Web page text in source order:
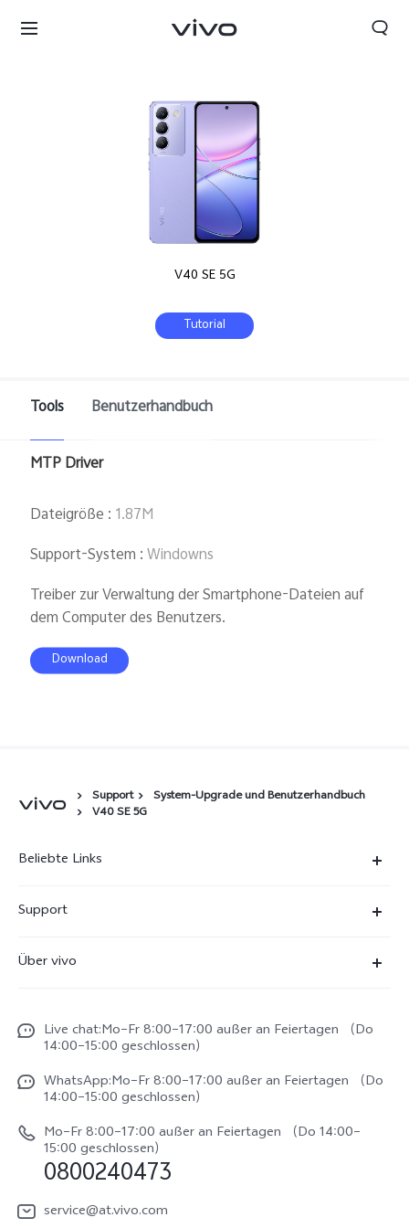
V40 SE 5G
Tutorial
Tools Benutzerhandbuch
MTP Driver
Dateigröße : 1.87M
Support-System :Windowns
Treiber zur Verwaltung der Smartphone-Dateien auf
dem Computer des Benutzers.
Download
Support
System-Upgrade und Benutzerhandbuch
V40 SE 5G
Beliebte Links
X300
V70
V70 FE
Y31e 5G
vivo Buds Air3
Support
Funtouch OS
IMEI-Authentifizierung
System Verbesserung
Reparaturerfassung
Benutzerhandbuch
Log aktualisieren
Über vivo
Impressum
Rechtliche Hinweise
vivo Datenschutzcenter
Live chat:Mo–Fr 8:00–17:00 außer an Feiertagen （Do
14:00–15:00 geschlossen）
WhatsApp:Mo–Fr 8:00–17:00 außer an Feiertagen （Do
14:00–15:00 geschlossen）
Mo–Fr 8:00–17:00 außer an Feiertagen （Do 14:00–
15:00 geschlossen）
0800240473
service@at.vivo.com